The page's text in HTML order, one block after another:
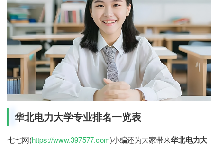
华北电力大学专业排名一览表
七七网(https://www.397577.com)小编还为大家带来华北电力大